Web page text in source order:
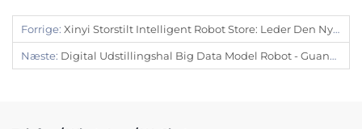
Forrige: Xinyi Storstilt Intelligent Robot Store: Leder Den Nye Tendens Inden For Fremtidens Udstillinger
Næste: Digital Udstillingshal Big Data Model Robot - Guangdong Jiuque Robot Co., LTD